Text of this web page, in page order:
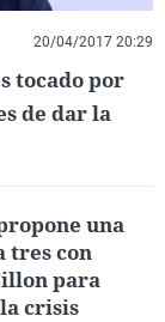
20/04/2017 20:29
tocado por
de dar la
una
tres con
para
crisis